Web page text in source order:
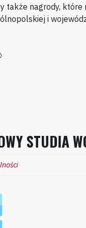
także nagrody,
i
STUDIA